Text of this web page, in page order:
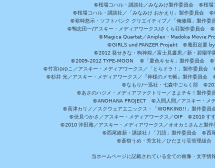
©桜場コハル・講談社／みなみけ製作委員会 ©桜場
©桜場コハル・講談社／「みなみけ おかえり」製作委員会 ©
©裕時悠示・ソフトバンク クリエイティブ／「俺修羅」製作
©鴨志田一/アスキー・メディアワークス/さくら荘製作委員
©Magica Quartet／Aniplex・Madoka Movie
©GIRLS und PANZER Projekt ©庵田定夏 by
©2012 葵せきな・狗神煌／富士見書房／新・碧陽
©2009-2012 TYPE-MOON ©「夏色キセキ」製作委員会 ©
©竹宮ゆゆこ／アスキー・メディアワークス／「とらドラ！」製作委員
©杉井 光／アスキー・メディアワークス／『神様のメモ帳』製作委員会
©なもり/一迅社・七森中ごらく部
©あさのハジメ・メディアファクトリー／まよチキ！製作
©ANOHANA PROJECT ©入間人間／アスキー・メ
©高津カリノ／スクウェアエニックス・「WORKING!!」製作
©伏見つかさ／アスキー・メディアワークス／OIP ©2010 す
©2010 沖田雅／アスキー・メディアワークス／オオカミさんと製
©西尾維新・講談社 / 「刀語」製作委員会 ©西
©蒼樹うめ・芳文社／ひだまり荘管理組
当ホームページに記載されている全ての画像・文字情